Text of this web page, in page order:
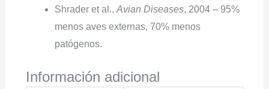
Shrader et al., Avian Diseases, 2004 – 95%
menos aves externas, 70% menos
patógenos.
Información adicional